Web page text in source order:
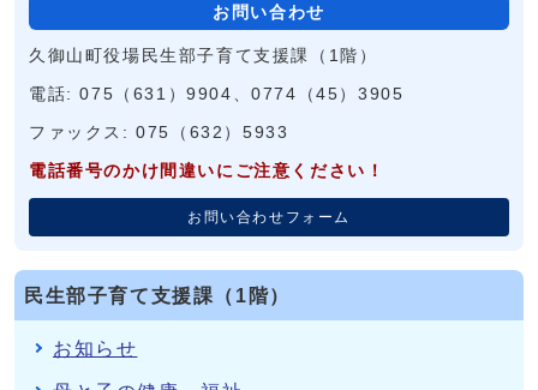
お問い合わせ
久御山町役場民生部子育て支援課（1階）
電話: 075（631）9904、0774（45）3905
ファックス: 075（632）5933
電話番号のかけ間違いにご注意ください！
お問い合わせフォーム
民生部子育て支援課（1階）
お知らせ